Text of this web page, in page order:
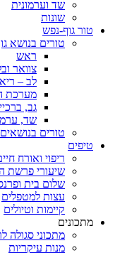
שד וערמונית
שונות
טור גוף-נפש
טורים בנושא
ראש
צוואר
לב –
מערכת
גב,
שד,
טורים
טיפים
ריפוי ואורח
שיעורי פרשת
שלום בית
עצות למטפלים
קיימות וטיולים
מתכונים
מתכוני סגולה
מנות עיקריות